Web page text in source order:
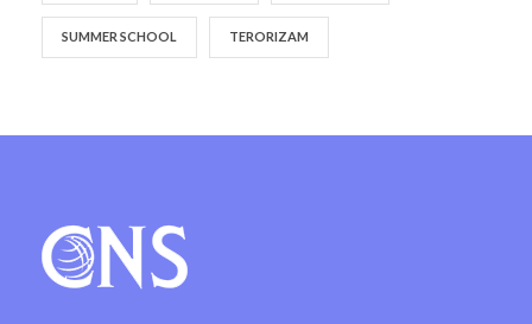
SUMMER SCHOOL TERORIZAM